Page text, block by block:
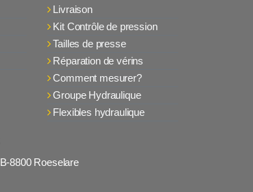
Livraison
Kit Contrôle de pression
Tailles de presse
Réparation de vérins
Comment mesurer?
Groupe Hydraulique
Flexibles hydraulique
B-8800 Roeselare